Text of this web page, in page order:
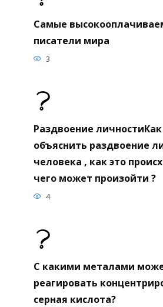
Самые
писатели мира
3
Раздвоение
объяснить раздвоение
человека , как это
чего может произойти ?
4
С какими металами
реагировать
серная кислота?